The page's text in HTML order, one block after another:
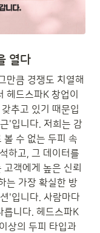
열다
만큼 경쟁도 치열해
헤드스파K 창업이
추고 있기 때문입
'입니다. 저희는 감
볼 수 없는 두피 속
하고, 그 데이터를
객에게 높은 신뢰
는 가장 확실한 방
'입니다. 사람마다
릅니다. 헤드스파K
상의 두피 타입과